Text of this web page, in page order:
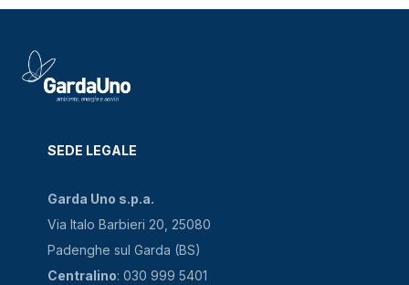
SEDE LEGALE
Garda Uno s.p.a.
Via Italo Barbieri 20, 25080
Padenghe sul Garda (BS)
Centralino: 030 999 5401